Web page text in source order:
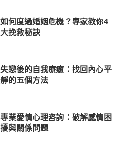
如何度過婚姻危機？專家教你4
大挽救秘訣
失戀後的自我療癒：找回內心平
靜的五個方法
專業愛情心理咨詢：破解感情困
擾與關係問題